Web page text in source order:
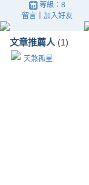
等級：8
留言｜ 加入好友
文章推薦人 (1)
天煞孤星